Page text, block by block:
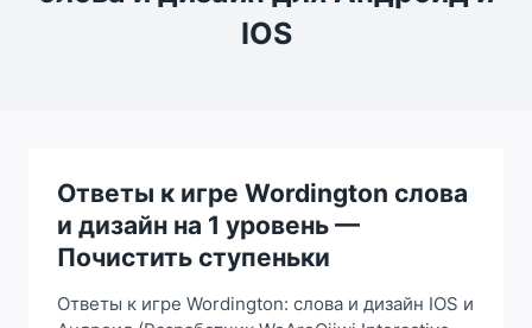
IOS
Ответы к игре Wordington слова
и дизайн на 1 уровень —
Почистить ступеньки
Ответы к игре Wordington: слова и дизайн IOS и